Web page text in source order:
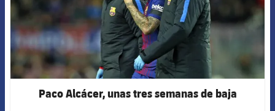
Paco Alcácer, unas tres semanas de baja